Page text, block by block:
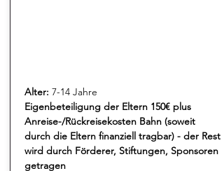
Alter: 7-14 Jahre
Eigenbeteiligung der Eltern 150€ plus
Anreise-/Rückreisekosten Bahn (soweit
durch die Eltern finanziell tragbar) - der Rest
wird durch Förderer, Stiftungen, Sponsoren
getragen